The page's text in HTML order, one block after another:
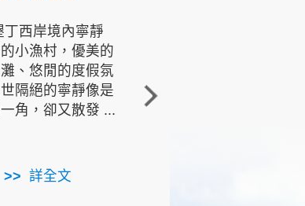
丁西岸境內寧靜
小漁村，優美的
、悠閒的度假氛
隔絕的寧靜像是
角，卻又散發 ...
詳全文
角的端點，冬季海浪拍打
著礁岸，旺盛的侵蝕作